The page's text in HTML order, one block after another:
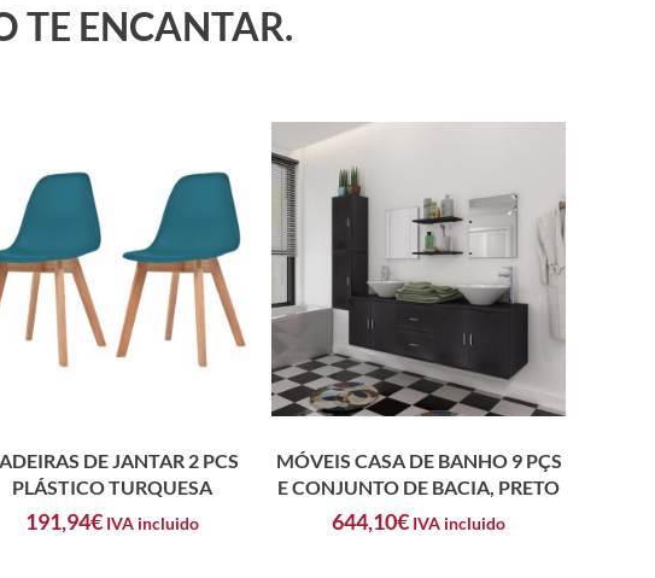
TE ENCANTAR.
DE JANTAR 2 PCS
PLÁSTICO TURQUESA
191,94€ IVA incluido
MÓVEIS CASA DE BANHO 9 PÇS
E CONJUNTO DE BACIA, PRETO
644,10€ IVA incluido